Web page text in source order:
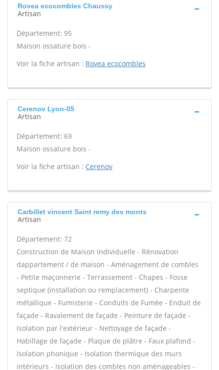
Rovea ecocombles Chaussy
Artisan
Département: 95
Maison ossature bois -
Voir la fiche artisan : Rovea ecocombles
Cerenov Lyon-05
Artisan
Département: 69
Maison ossature bois -
Voir la fiche artisan : Cerenov
Carbillet vincent Saint remy des monts
Artisan
Département: 72
Construction de Maison Individuelle - Rénovation
dappartement / de maison - Aménagement de combles
- Petite maçonnerie - Terrassement - Chapes - Fosse
septique (installation ou remplacement) - Charpente
métallique - Fumisterie - Conduits de Fumée - Enduit de
façade - Ravalement de façade - Peinture de façade -
Isolation par l'extérieur - Nettoyage de façade -
Habillage de façade - Plaque de plâtre - Faux plafond -
Isolation phonique - Isolation thermique des murs
intérieurs - Isolation des combles non aménageables -